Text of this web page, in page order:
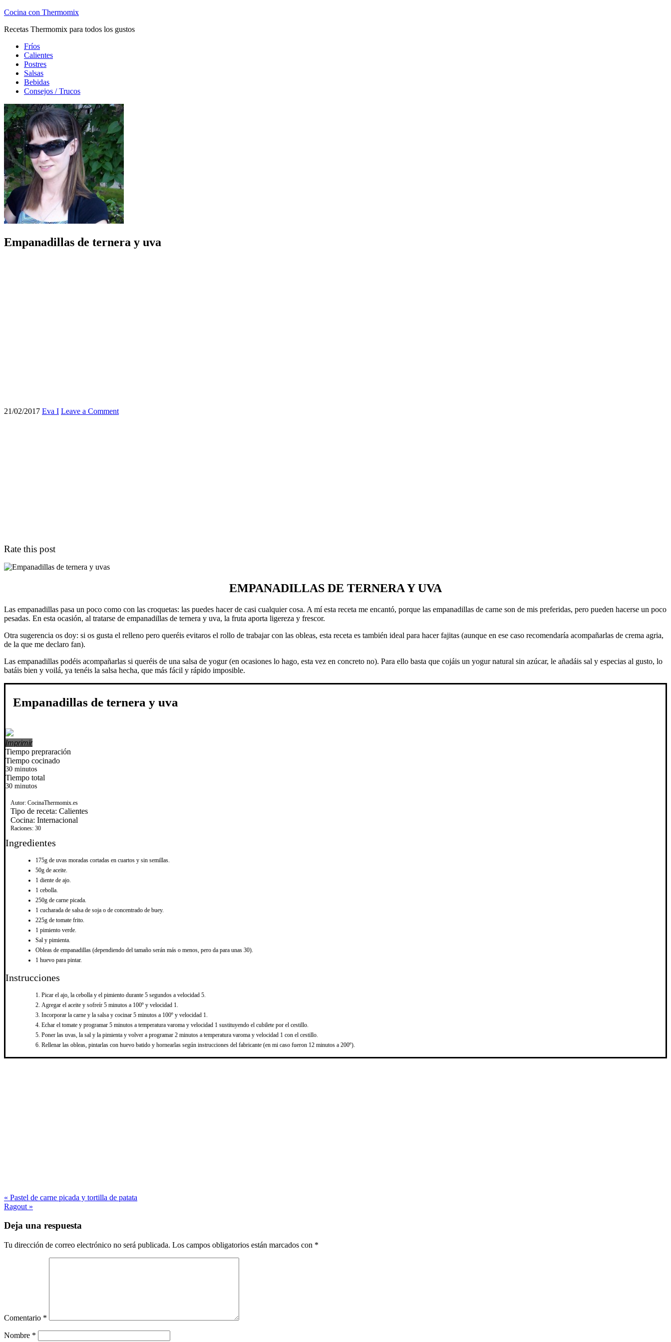
Cocina con Thermomix
Recetas Thermomix para todos los gustos
Fríos
Calientes
Postres
Salsas
Bebidas
Consejos / Trucos
Empanadillas de ternera y uva
21/02/2017 Eva I Leave a Comment
Rate this post
EMPANADILLAS DE TERNERA Y UVA
Las empanadillas pasa un poco como con las croquetas: las puedes hacer de casi cualquier cosa. A mí esta receta me encantó, porque las empanadillas de carne son de mis preferidas, pero pueden hacerse un poco
pesadas. En esta ocasión, al tratarse de empanadillas de ternera y uva, la fruta aporta ligereza y frescor.
Otra sugerencia os doy: si os gusta el relleno pero queréis evitaros el rollo de trabajar con las obleas, esta receta es también ideal para hacer fajitas (aunque en ese caso recomendaría acompañarlas de crema agria,
de la que me declaro fan).
Las empanadillas podéis acompañarlas si queréis de una salsa de yogur (en ocasiones lo hago, esta vez en concreto no). Para ello basta que cojáis un yogur natural sin azúcar, le añadáis sal y especias al gusto, lo
batáis bien y voilá, ya tenéis la salsa hecha, que más fácil y rápido imposible.
Empanadillas de ternera y uva
Imprimir
Tiempo prepraración
Tiempo cocinado
30 minutos
Tiempo total
30 minutos
Autor: CocinaThermomix.es
Tipo de receta: Calientes
Cocina: Internacional
Raciones: 30
Ingredientes
175g de uvas moradas cortadas en cuartos y sin semillas.
50g de aceite.
1 diente de ajo.
1 cebolla.
250g de carne picada.
1 cucharada de salsa de soja o de concentrado de buey.
225g de tomate frito.
1 pimiento verde.
Sal y pimienta.
Obleas de empanadillas (dependiendo del tamaño serán más o menos, pero da para unas 30).
1 huevo para pintar.
Instrucciones
Picar el ajo, la cebolla y el pimiento durante 5 segundos a velocidad 5.
Agregar el aceite y sofreír 5 minutos a 100º y velocidad 1.
Incorporar la carne y la salsa y cocinar 5 minutos a 100º y velocidad 1.
Echar el tomate y programar 5 minutos a temperatura varoma y velocidad 1 sustituyendo el cubilete por el cestillo.
Poner las uvas, la sal y la pimienta y volver a programar 2 minutos a temperatura varoma y velocidad 1 con el cestillo.
Rellenar las obleas, pintarlas con huevo batido y hornearlas según instrucciones del fabricante (en mi caso fueron 12 minutos a 200º).
« Pastel de carne picada y tortilla de patata
Ragout »
Deja una respuesta
Tu dirección de correo electrónico no será publicada. Los campos obligatorios están marcados con *
Comentario *
Nombre *